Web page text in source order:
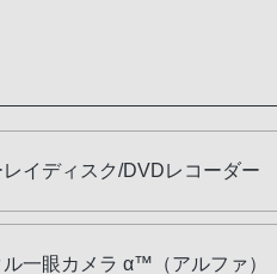
レイディスク/DVDレコーダー
一眼カメラ α™（アルファ）